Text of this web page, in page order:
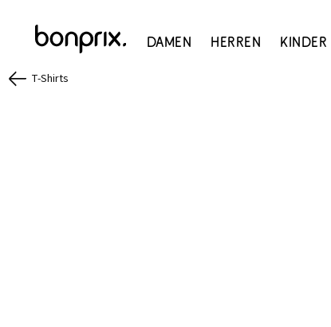
Damen Herren Kinder
T-Shirts